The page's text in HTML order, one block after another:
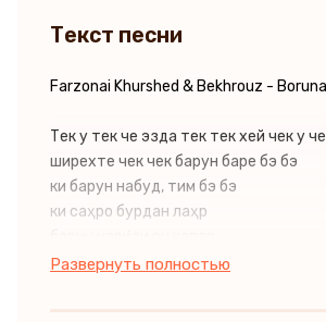
Текст песни
Farzonai Khurshed & Bekhrouz -
Тек у тек че эзда тек тек хей чек у
ширехте чек чек барун баре бэ бэ
ки барун набуд, тим бэ бэ
ки саҳро бурдан лаҳр
туй чатарам, туй равар
барун барун барун барун
Развернуть полностью